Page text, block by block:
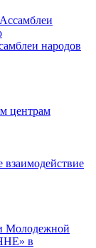
народов
центрам
Молодежной
в